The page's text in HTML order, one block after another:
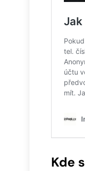
Kde